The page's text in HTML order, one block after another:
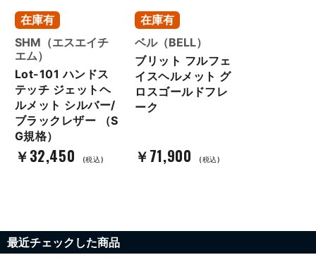
在庫有
SHM（エスエイチ
エム）
Lot-101 ハンドス
テッチ ジェットヘ
ルメット シルバー/
ブラックレザー （S
G規格）
￥32,450 (税込)
在庫有
ベル（BELL）
ブリット フルフェ
イスヘルメット グ
ロスゴールドフレ
ーク
￥71,900 (税込)
最近チェックした商品